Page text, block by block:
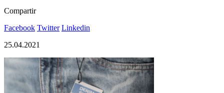
Compartir
Facebook Twitter Linkedin
25.04.2021